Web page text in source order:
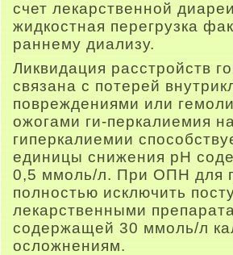
счет лекарственной
жидкостная перегрузка
раннему диализу.
Ликвидация расстройств
связана с потерей
повреждениями или
ожогами ги-перкалиемия
гиперкалиемии
единицы снижения рН
0,5 ммоль/л. При ОПН для
полностью исключить
лекарственными
содержащей 30 ммоль/л
осложнениям.